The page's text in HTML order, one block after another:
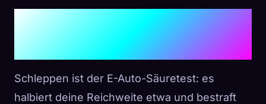
Die besten E-Autos zum
Schleppen
Schleppen ist der E-Auto-Säuretest: es
halbiert deine Reichweite etwa und bestraft